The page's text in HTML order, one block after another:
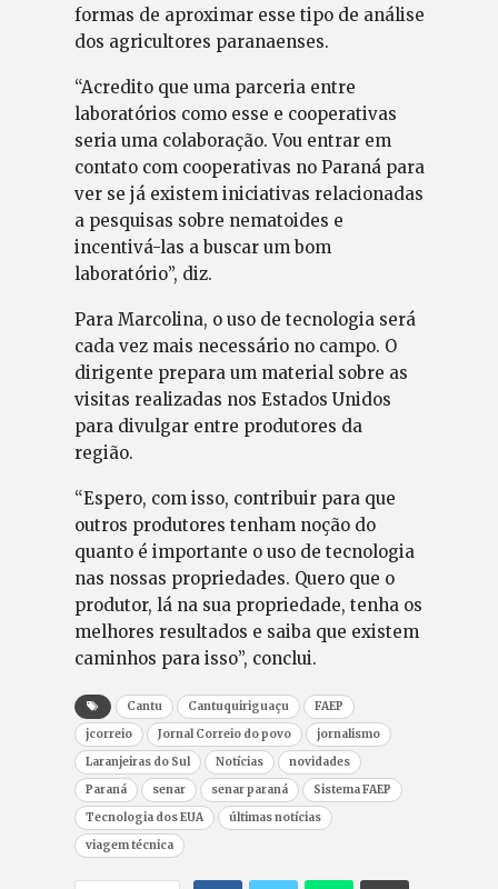
formas de aproximar esse tipo de análise
dos agricultores paranaenses.
“Acredito que uma parceria entre
laboratórios como esse e cooperativas
seria uma colaboração. Vou entrar em
contato com cooperativas no Paraná para
ver se já existem iniciativas relacionadas
a pesquisas sobre nematoides e
incentivá-las a buscar um bom
laboratório”, diz.
Para Marcolina, o uso de tecnologia será
cada vez mais necessário no campo. O
dirigente prepara um material sobre as
visitas realizadas nos Estados Unidos
para divulgar entre produtores da
região.
“Espero, com isso, contribuir para que
outros produtores tenham noção do
quanto é importante o uso de tecnologia
nas nossas propriedades. Quero que o
produtor, lá na sua propriedade, tenha os
melhores resultados e saiba que existem
caminhos para isso”, conclui.
Cantu Cantuquiriguaçu
FAEP
jcorreio
Jornal Correio do povo
jornalismo
Laranjeiras do Sul
Notícias
novidades
Paraná
senar senar paraná
Sistema FAEP
Tecnologia dos EUA
últimas notícias
viagem técnica